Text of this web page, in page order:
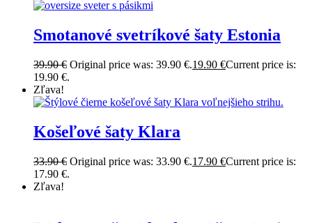
Smotanové svetríkové šaty Estonia
39.90€ Original price was: 39.90 €.19.90 €Current price is:
19.90 €.
Zľava!
Košeľové šaty Klara
33.90€ Original price was: 33.90 €.17.90 €Current price is:
17.90 €.
Zľava!